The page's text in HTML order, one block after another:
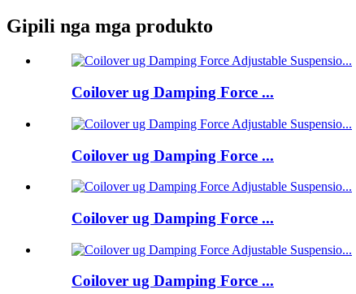
Gipili nga mga produkto
Coilover ug Damping Force ...
Coilover ug Damping Force ...
Coilover ug Damping Force ...
Coilover ug Damping Force ...